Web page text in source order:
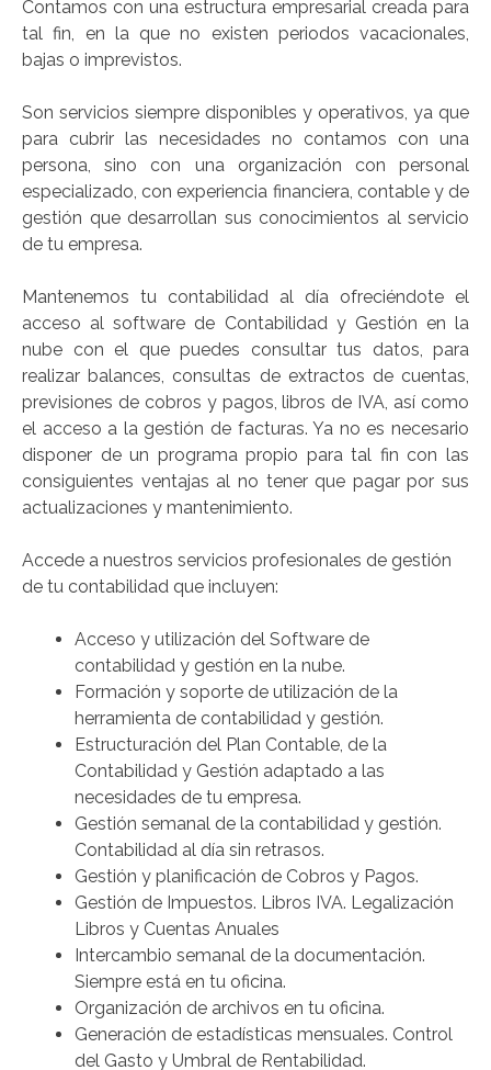
Contamos con una estructura empresarial creada para
tal fin, en la que no existen periodos vacacionales,
bajas o imprevistos.
Son servicios siempre disponibles y operativos, ya que
para cubrir las necesidades no contamos con una
persona, sino con una organización con personal
especializado, con experiencia financiera, contable y de
gestión que desarrollan sus conocimientos al servicio
de tu empresa.
Mantenemos tu contabilidad al día ofreciéndote el
acceso al software de Contabilidad y Gestión en la
nube con el que puedes consultar tus datos, para
realizar balances, consultas de extractos de cuentas,
previsiones de cobros y pagos, libros de IVA, así como
el acceso a la gestión de facturas. Ya no es necesario
disponer de un programa propio para tal fin con las
consiguientes ventajas al no tener que pagar por sus
actualizaciones y mantenimiento.
Accede a nuestros servicios profesionales de gestión
de tu contabilidad que incluyen:
Acceso y utilización del Software de
contabilidad y gestión en la nube.
Formación y soporte de utilización de la
herramienta de contabilidad y gestión.
Estructuración del Plan Contable, de la
Contabilidad y Gestión adaptado a las
necesidades de tu empresa.
Gestión semanal de la contabilidad y gestión.
Contabilidad al día sin retrasos.
Gestión y planificación de Cobros y Pagos.
Gestión de Impuestos. Libros IVA. Legalización
Libros y Cuentas Anuales
Intercambio semanal de la documentación.
Siempre está en tu oficina.
Organización de archivos en tu oficina.
Generación de estadísticas mensuales. Control
del Gasto y Umbral de Rentabilidad.